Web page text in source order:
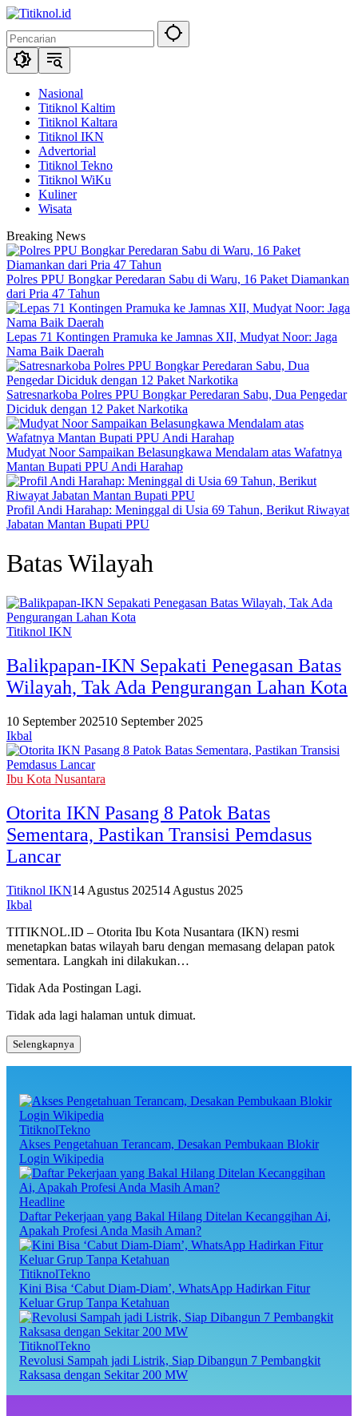
Langsung
konten
Nasional
Titiknol Kaltim
Titiknol Kaltara
Titiknol IKN
Advertorial
Titiknol Tekno
Titiknol WiKu
Kuliner
Wisata
Breaking News
Polres PPU Bongkar Peredaran Sabu di Waru, 16 Paket Diamankan
dari Pria 47 Tahun
Lepas 71 Kontingen Pramuka ke Jamnas XII, Mudyat Noor: Jaga
Nama Baik Daerah
Satresnarkoba Polres PPU Bongkar Peredaran Sabu, Dua Pengedar
Diciduk dengan 12 Paket Narkotika
Mudyat Noor Sampaikan Belasungkawa Mendalam atas Wafatnya
Mantan Bupati PPU Andi Harahap
Profil Andi Harahap: Meninggal di Usia 69 Tahun, Berikut Riwayat
Jabatan Mantan Bupati PPU
Batas Wilayah
Titiknol IKN
Balikpapan-IKN Sepakati Penegasan Batas
Wilayah, Tak Ada Pengurangan Lahan Kota‎
10 September 202510 September 2025
Ikbal
Ibu Kota Nusantara
Otorita IKN Pasang 8 Patok Batas
Sementara, Pastikan Transisi Pemdasus
Lancar‎
Titiknol IKN14 Agustus 202514 Agustus 2025
Ikbal
TITIKNOL.ID – Otorita Ibu Kota Nusantara (IKN) resmi
menetapkan batas wilayah baru dengan memasang delapan patok
sementara. Langkah ini dilakukan…
Tidak Ada Postingan Lagi.
Tidak ada lagi halaman untuk dimuat.
Selengkapnya
TitiknolTekno
Akses Pengetahuan Terancam, Desakan Pembukaan Blokir
Login Wikipedia
Headline
Daftar Pekerjaan yang Bakal Hilang Ditelan Kecanggihan Ai,
Apakah Profesi Anda Masih Aman?
TitiknolTekno
Kini Bisa ‘Cabut Diam-Diam’, WhatsApp Hadirkan Fitur
Keluar Grup Tanpa Ketahuan
TitiknolTekno
Revolusi Sampah jadi Listrik, Siap Dibangun 7 Pembangkit
Raksasa dengan Sekitar 200 MW